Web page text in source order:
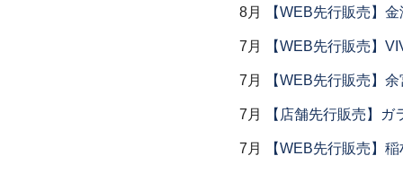
8月 【WEB先行販売】
7月 【WEB先行販売】
7月 【WEB先行販売】
7月 【店舗先行販売】ガ
7月 【WEB先行販売】